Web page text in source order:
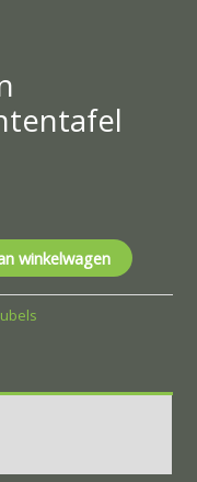
winkelwagen